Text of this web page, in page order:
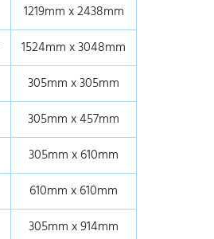
1219mm x 2438mm
1524mm x 3048mm
305mm x 305mm
305mm x 457mm
305mm x 610mm
610mm x 610mm
305mm x 914mm